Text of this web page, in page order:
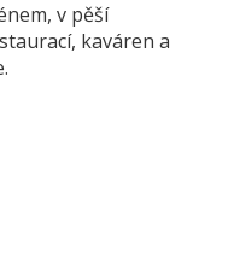
v pěší
kaváren a